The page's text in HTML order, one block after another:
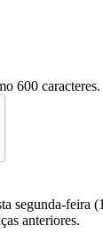
600 caracteres.
segunda-feira
anteriores.